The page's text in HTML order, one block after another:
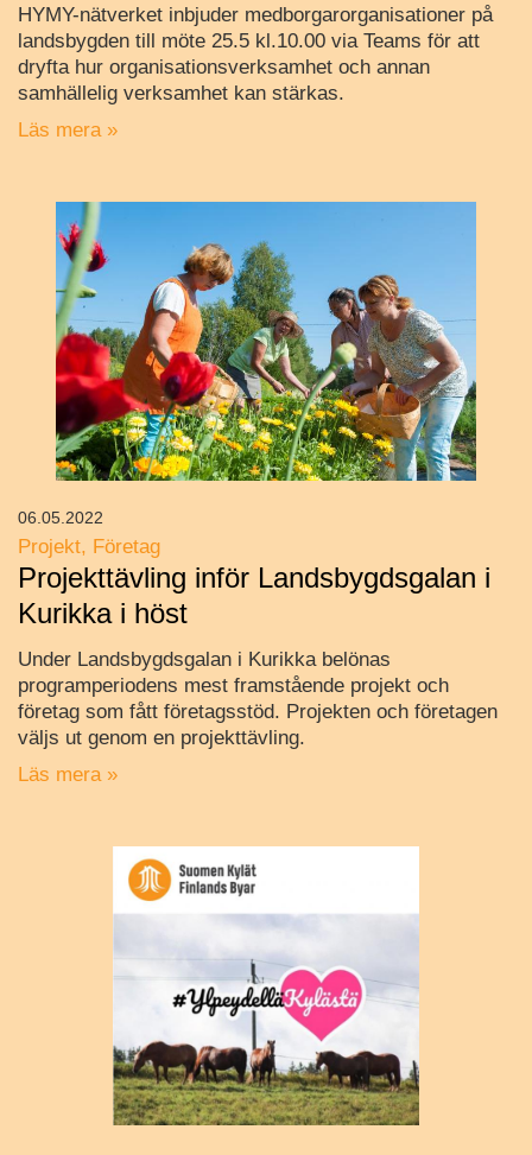
HYMY-nätverket inbjuder medborgarorganisationer på
landsbygden till möte 25.5 kl.10.00 via Teams för att
dryfta hur organisationsverksamhet och annan
samhällelig verksamhet kan stärkas.
Läs mera »
Projekt Företag
Projekttävling inför Landsbygdsgalan i
Kurikka i höst
Under Landsbygdsgalan i Kurikka belönas
programperiodens mest framstående projekt och
företag som fått företagsstöd. Projekten och företagen
väljs ut genom en projekttävling.
Läs mera »
06.05.2022